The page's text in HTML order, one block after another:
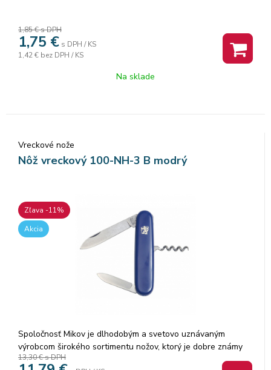
1,85 €s DPH
1,75 € s DPH / KS
1,42 € bez DPH / KS
Na sklade
Vreckové nože
Nôž vreckový 100-NH-3 B modrý
Zľava -11%
Akcia
Spoločnosť Mikov je dlhodobým a svetovo uznávaným
výrobcom širokého sortimentu nožov, ktorý je dobre známy
tradičnou vysokou kvalitou výrobkov. Ponúka sortiment, ktorý
13,30 €s DPH